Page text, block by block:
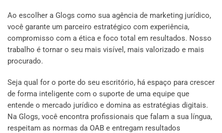
Ao escolher a Glogs como sua agência de marketing jurídico,
você garante um parceiro estratégico com experiência,
compromisso com a ética e foco total em resultados. Nosso
trabalho é tornar o seu mais visível, mais valorizado e mais
procurado.
Seja qual for o porte do seu escritório, há espaço para crescer
de forma inteligente com o suporte de uma equipe que
entende o mercado jurídico e domina as estratégias digitais.
Na Glogs, você encontra profissionais que falam a sua língua,
respeitam as normas da OAB e entregam resultados